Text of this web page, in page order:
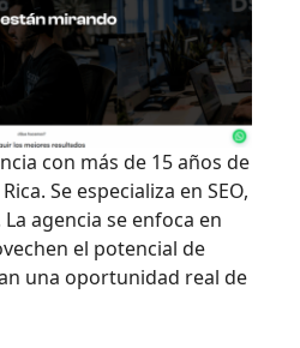
con más de 15 años de
Se especializa en SEO,
La agencia se enfoca en
el potencial de
una oportunidad real de